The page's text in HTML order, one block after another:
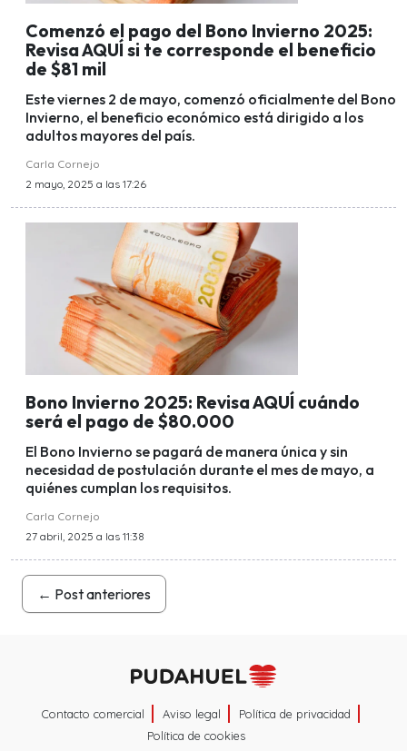
Comenzó el pago del Bono Invierno 2025:
Revisa AQUÍ si te corresponde el beneficio
de $81 mil
Este viernes 2 de mayo, comenzó oficialmente del Bono
Invierno, el beneficio económico está dirigido a los
adultos mayores del país.
Carla Cornejo
2 mayo, 2025 a las 17:26
Bono Invierno 2025: Revisa AQUÍ cuándo
será el pago de $80.000
El Bono Invierno se pagará de manera única y sin
necesidad de postulación durante el mes de mayo, a
quiénes cumplan los requisitos.
Carla Cornejo
27 abril, 2025 a las 11:38
← Post anteriores
Contacto comercial Aviso legal
Política de privacidad
Política de cookies